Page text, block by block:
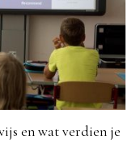
en wat verdien je